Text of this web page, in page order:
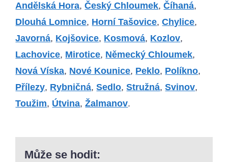
Andělská Hora,Český Chloumek,Číhaná,
Dlouhá Lomnice, Horní Tašovice,Chylice,
Javorná, Kojšovice, Kosmová, Kozlov,
Lachovice, Mirotice, Německý Chloumek,
Nová Víska, Nové Kounice, Peklo, Políkno,
Přílezy, Rybničná,Sedlo,Stružná,Svinov,
Toužim, Útvina,Žalmanov.
Může se hodit: